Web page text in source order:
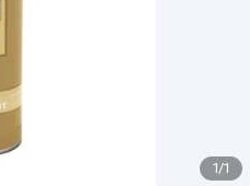
1/1